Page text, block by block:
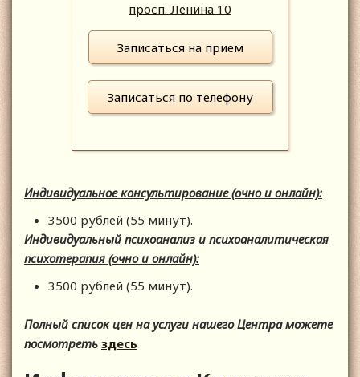
просп. Ленина 10
Записаться на прием
Записаться по телефону
Индивидуальное консультирование (очно и онлайн):
3500 рублей (55 минут).
Индивидуальный психоанализ и психоаналитическая
психотерапия (очно и онлайн):
3500 рублей (55 минут).
Полный список цен на услуги нашего Центра можете
посмотреть здесь